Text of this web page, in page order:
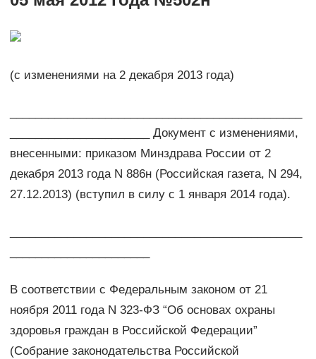
(с изменениями на 2 декабря 2013 года)
______________________ Документ с изменениями,
внесенными: приказом Минздрава России от 2
декабря 2013 года N 886н (Российская газета, N 294,
27.12.2013) (вступил в силу с 1 января 2014 года).
В соответствии с Федеральным законом от 21
ноября 2011 года N 323-ФЗ “Об основах охраны
здоровья граждан в Российской Федерации”
(Собрание законодательства Российской